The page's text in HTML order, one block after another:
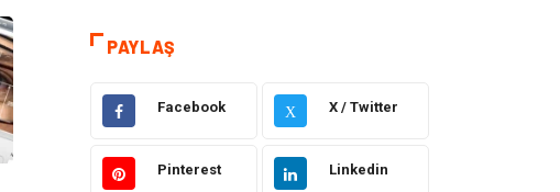
Otomotiv
PAYLAŞ
Facebook X X / Twitter
Pinterest Linkedin